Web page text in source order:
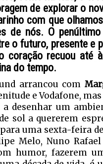
de explorar o
com que
de nós. O
o futuro, presente e
coração recuou até
do tempo.
arrancou com
e Vodafone,
desenhar um
sol a quererem
uma sexta-feira
Melo, Nuno
humor, fazerem